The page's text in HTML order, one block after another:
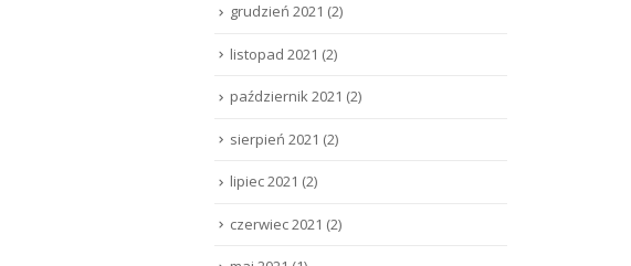
grudzień 2021 (2)
listopad 2021 (2)
październik 2021 (2)
sierpień 2021 (2)
lipiec 2021 (2)
czerwiec 2021 (2)